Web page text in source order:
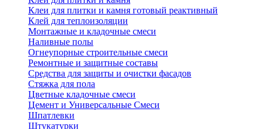
Клеи для плитки и камня готовый реактивный
Клей для теплоизоляции
Монтажные и кладочные смеси
Наливные полы
Огнеупорные строительные смеси
Ремонтные и защитные составы
Средства для защиты и очистки фасадов
Стяжка для пола
Цветные кладочные смеси
Цемент и Универсальные Смеси
Шпатлевки
Штукатурки